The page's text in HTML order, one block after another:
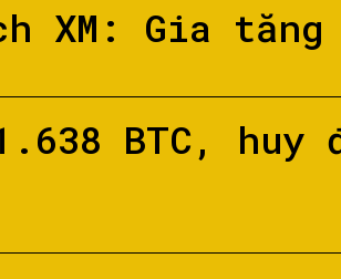
XM: Gia
BTC, huy